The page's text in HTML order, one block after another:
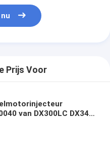
Prijs Voor
van DX300LC DX340